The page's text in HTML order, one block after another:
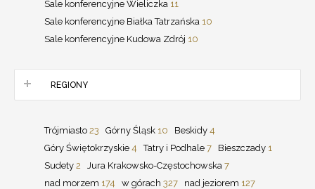
Sale konferencyjne Wieliczka 11
Sale konferencyjne Białka Tatrzańska 10
Sale konferencyjne Kudowa Zdrój 10
REGIONY
Trójmiasto 23 Górny Śląsk 10 Beskidy 4
Góry Świętokrzyskie 4 Tatry i Podhale 7 Bieszczady 1
Sudety 2 Jura Krakowsko-Częstochowska 7
nad morzem 174 w górach 327 nad jeziorem 127